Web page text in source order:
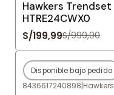
Hawkers Trendset
HTRE24CWX0
S/199,99S/999,00
-80%OFF
Agotado
Disponible bajo pedido
8436617240898|Hawkers